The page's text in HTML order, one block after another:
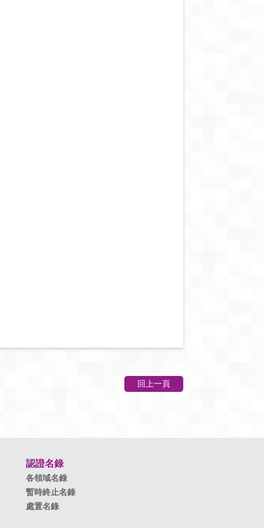
回上一頁
認證名錄
各領域名錄
暫時終止名錄
處置名錄